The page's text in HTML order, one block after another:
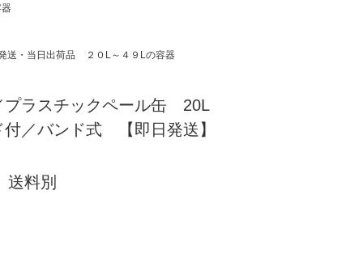
送・当日出荷品 ２０L～４９Lの容器
プラスチックペール缶 20L
バンド式 【即日発送】
料別